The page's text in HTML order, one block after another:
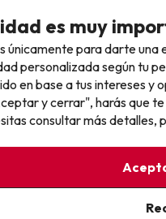
Fechas para viajar:
septiembre de 2026.
Ver
es muy
únicamente para darte
personalizada según tu
en base a tus intereses y
y cerrar", harás que
consultar más detalles,